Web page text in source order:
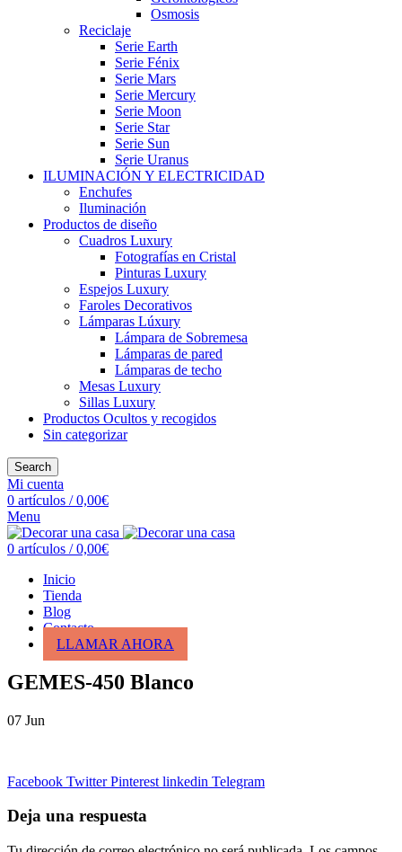
Osmosis
Reciclaje
Serie Earth
Serie Fénix
Serie Mars
Serie Mercury
Serie Moon
Serie Star
Serie Sun
Serie Uranus
ILUMINACIÓN Y ELECTRICIDAD
Enchufes
Iluminación
Productos de diseño
Cuadros Luxury
Fotografías en Cristal
Pinturas Luxury
Espejos Luxury
Faroles Decorativos
Lámparas Lúxury
Lámpara de Sobremesa
Lámparas de pared
Lámparas de techo
Mesas Luxury
Sillas Luxury
Productos Ocultos y recogidos
Sin categorizar
Search
Mi cuenta
0 artículos / 0,00€
Menu
0 artículos / 0,00€
Inicio
Tienda
Blog
Contacto
LLAMAR AHORA
GEMES-450 Blanco
07 Jun
Facebook Twitter Pinterest linkedin Telegram
Deja una respuesta